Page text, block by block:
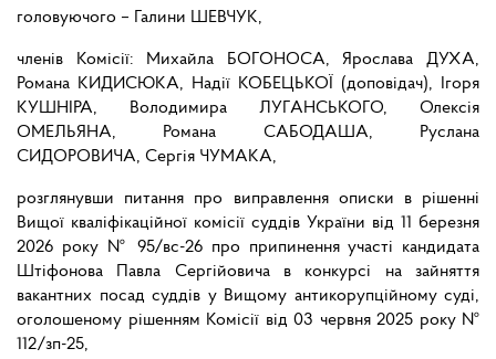
головуючого – Галини ШЕВЧУК,
членів Комісії: Михайла БОГОНОСА, Ярослава ДУХА,
Романа КИДИСЮКА, Надії КОБЕЦЬКОЇ (доповідач), Ігоря
КУШНІРА, Володимира ЛУГАНСЬКОГО,
Олексія
ОМЕЛЬЯНА, Романа САБОДАША, Руслана
СИДОРОВИЧА, Сергія ЧУМАКА,
розглянувши питання про виправлення описки в рішенні
Вищої кваліфікаційної комісії суддів України від 11 березня
2026 року № 95/вс-26 про припинення участі кандидата
Штіфонова Павла Сергійовича в конкурсі на зайняття
вакантних посад суддів у Вищому антикорупційному суді,
оголошеному рішенням Комісії від 03 червня 2025 року №
112/зп-25,